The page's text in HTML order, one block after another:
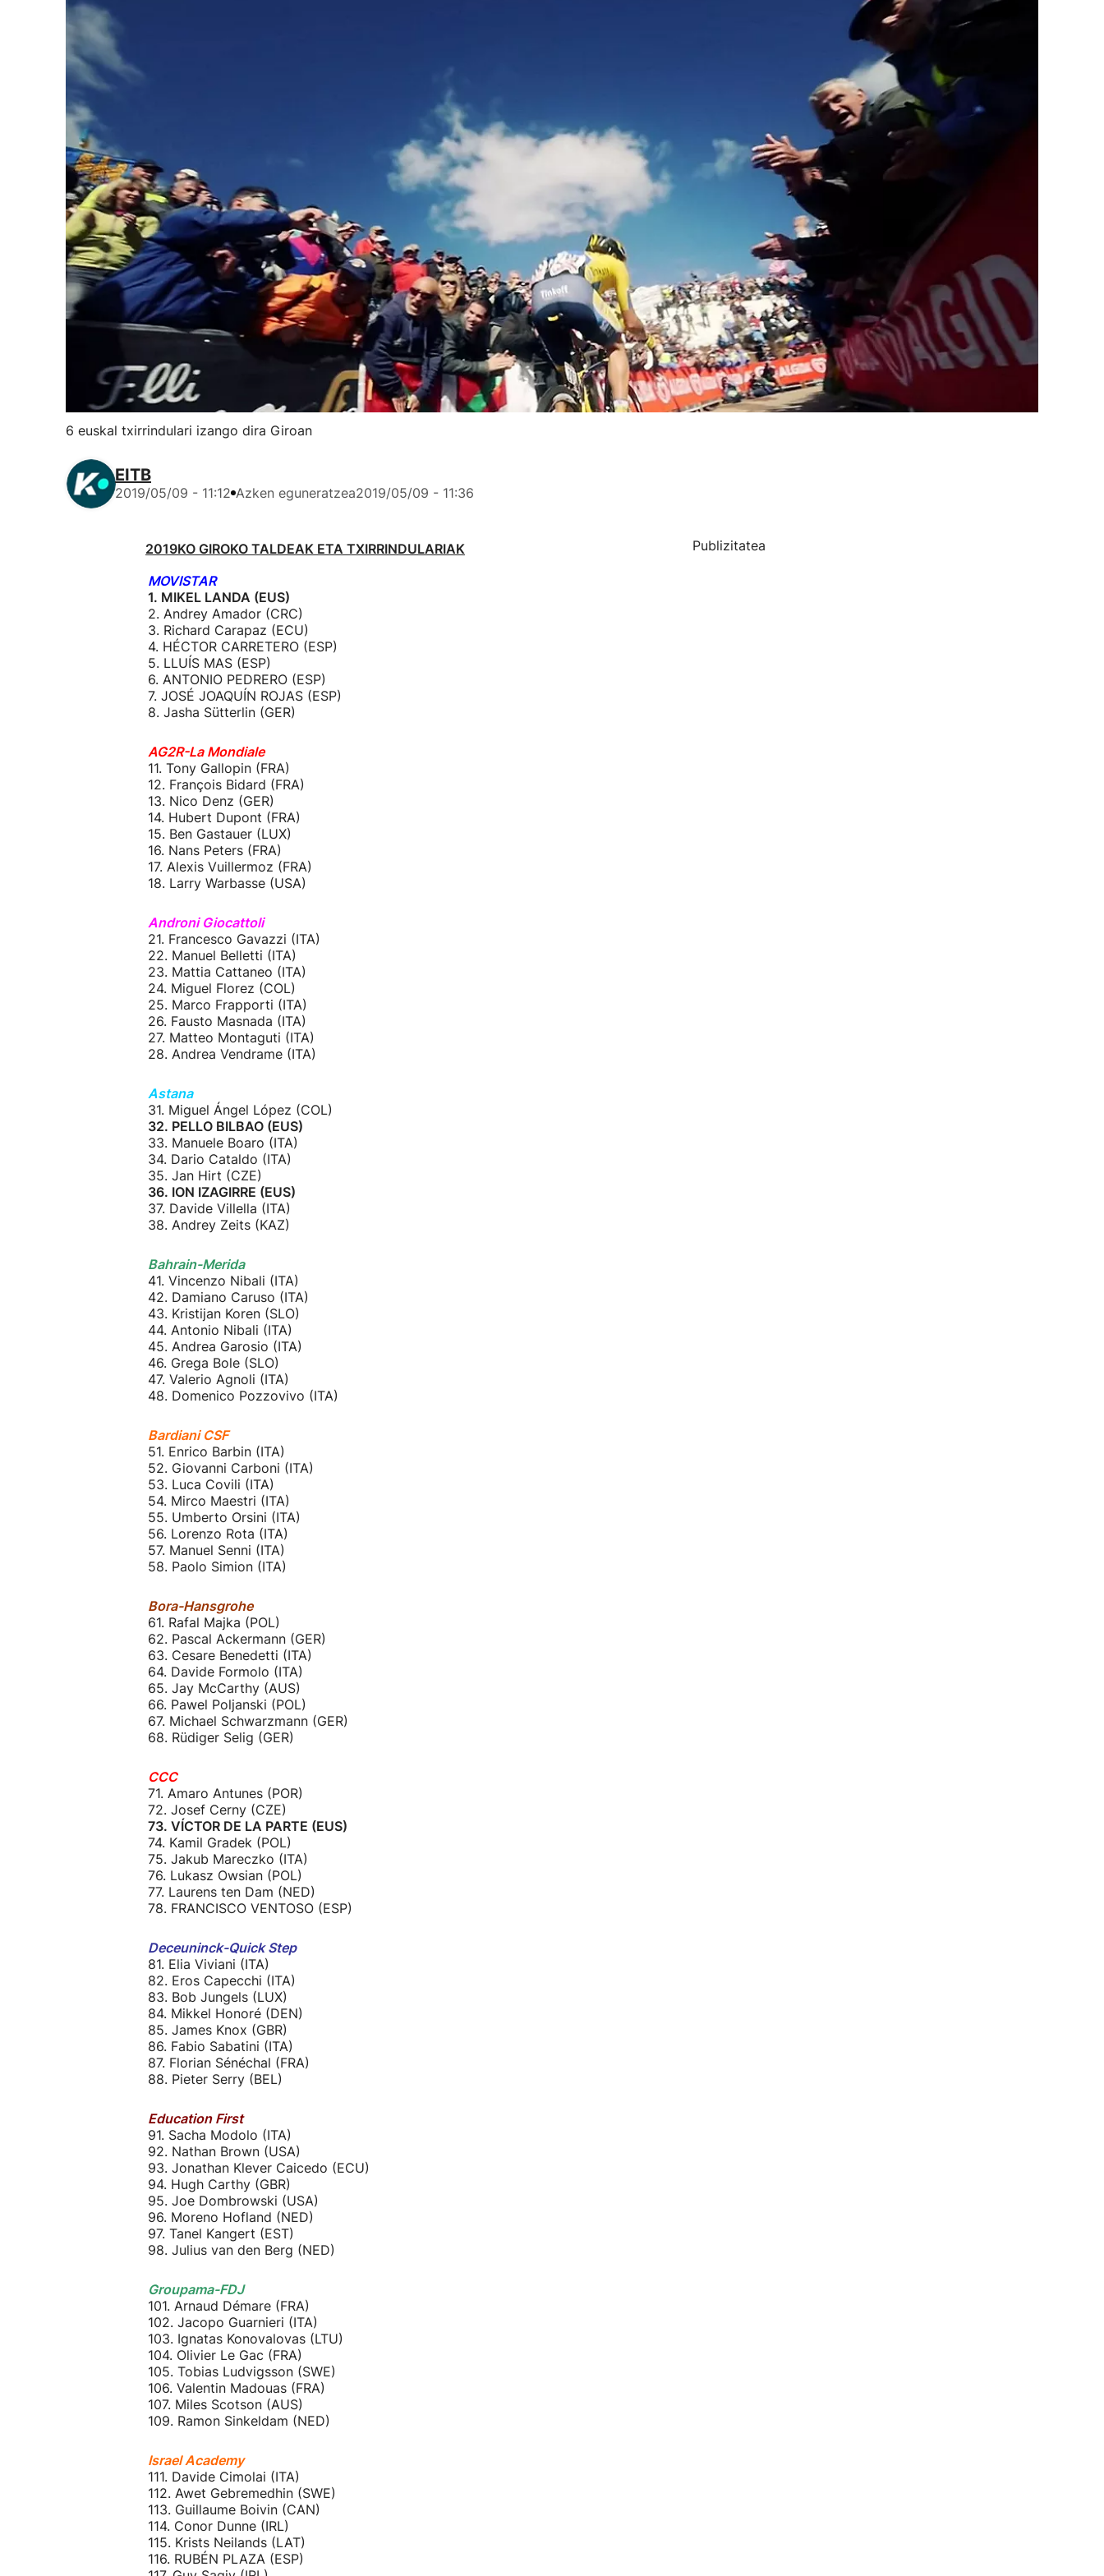
6 euskal txirrindulari izango dira Giroan
EITB
2019/05/09 - 11:12 Azken eguneratzea2019/05/09 - 11:36
2019KO GIROKO TALDEAK ETA TXIRRINDULARIAK
MOVISTAR
1. MIKEL LANDA (EUS)
2. Andrey Amador (CRC)
3. Richard Carapaz (ECU)
4. HÉCTOR CARRETERO (ESP)
5. LLUÍS MAS (ESP)
6. ANTONIO PEDRERO (ESP)
7. JOSÉ JOAQUÍN ROJAS (ESP)
8. Jasha Sütterlin (GER)
AG2R-La Mondiale
11. Tony Gallopin (FRA)
12. François Bidard (FRA)
13. Nico Denz (GER)
14. Hubert Dupont (FRA)
15. Ben Gastauer (LUX)
16. Nans Peters (FRA)
17. Alexis Vuillermoz (FRA)
18. Larry Warbasse (USA)
Androni Giocattoli
21. Francesco Gavazzi (ITA)
22. Manuel Belletti (ITA)
23. Mattia Cattaneo (ITA)
24. Miguel Florez (COL)
25. Marco Frapporti (ITA)
26. Fausto Masnada (ITA)
27. Matteo Montaguti (ITA)
28. Andrea Vendrame (ITA)
Astana
31. Miguel Ángel López (COL)
32. PELLO BILBAO (EUS)
33. Manuele Boaro (ITA)
34. Dario Cataldo (ITA)
35. Jan Hirt (CZE)
36. ION IZAGIRRE (EUS)
37. Davide Villella (ITA)
38. Andrey Zeits (KAZ)
Bahrain-Merida
41. Vincenzo Nibali (ITA)
42. Damiano Caruso (ITA)
43. Kristijan Koren (SLO)
44. Antonio Nibali (ITA)
45. Andrea Garosio (ITA)
46. Grega Bole (SLO)
47. Valerio Agnoli (ITA)
48. Domenico Pozzovivo (ITA)
Bardiani CSF
51. Enrico Barbin (ITA)
52. Giovanni Carboni (ITA)
53. Luca Covili (ITA)
54. Mirco Maestri (ITA)
55. Umberto Orsini (ITA)
56. Lorenzo Rota (ITA)
57. Manuel Senni (ITA)
58. Paolo Simion (ITA)
Bora-Hansgrohe
61. Rafal Majka (POL)
62. Pascal Ackermann (GER)
63. Cesare Benedetti (ITA)
64. Davide Formolo (ITA)
65. Jay McCarthy (AUS)
66. Pawel Poljanski (POL)
67. Michael Schwarzmann (GER)
68. Rüdiger Selig (GER)
CCC
71. Amaro Antunes (POR)
72. Josef Cerny (CZE)
73. VÍCTOR DE LA PARTE (EUS)
74. Kamil Gradek (POL)
75. Jakub Mareczko (ITA)
76. Lukasz Owsian (POL)
77. Laurens ten Dam (NED)
78. FRANCISCO VENTOSO (ESP)
Deceuninck-Quick Step
81. Elia Viviani (ITA)
82. Eros Capecchi (ITA)
83. Bob Jungels (LUX)
84. Mikkel Honoré (DEN)
85. James Knox (GBR)
86. Fabio Sabatini (ITA)
87. Florian Sénéchal (FRA)
88. Pieter Serry (BEL)
Education First
91. Sacha Modolo (ITA)
92. Nathan Brown (USA)
93. Jonathan Klever Caicedo (ECU)
94. Hugh Carthy (GBR)
95. Joe Dombrowski (USA)
96. Moreno Hofland (NED)
97. Tanel Kangert (EST)
98. Julius van den Berg (NED)
Groupama-FDJ
101. Arnaud Démare (FRA)
102. Jacopo Guarnieri (ITA)
103. Ignatas Konovalovas (LTU)
104. Olivier Le Gac (FRA)
105. Tobias Ludvigsson (SWE)
106. Valentin Madouas (FRA)
107. Miles Scotson (AUS)
109. Ramon Sinkeldam (NED)
Israel Academy
111. Davide Cimolai (ITA)
112. Awet Gebremedhin (SWE)
113. Guillaume Boivin (CAN)
114. Conor Dunne (IRL)
115. Krists Neilands (LAT)
116. RUBÉN PLAZA (ESP)
Publizitatea